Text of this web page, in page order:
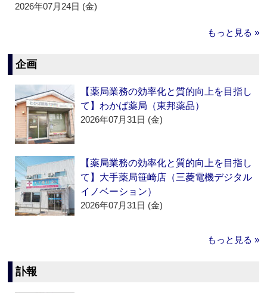
2026年07月24日 (金)
もっと見る »
企画
【薬局業務の効率化と質的向上を目指し
て】わかば薬局（東邦薬品）
2026年07月31日 (金)
【薬局業務の効率化と質的向上を目指し
て】大手薬局笹崎店（三菱電機デジタル
イノベーション）
2026年07月31日 (金)
もっと見る »
訃報